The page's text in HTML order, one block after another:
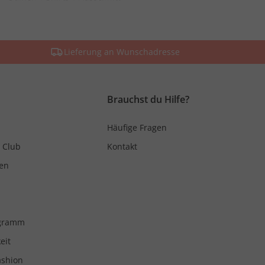
Lieferung an Wunschadresse
Club
Brauchst du Hilfe?
Häufige Fragen
Kontakt